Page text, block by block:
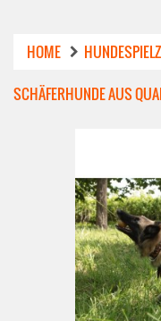
HOME
SCHÄFERHUNDE AUS